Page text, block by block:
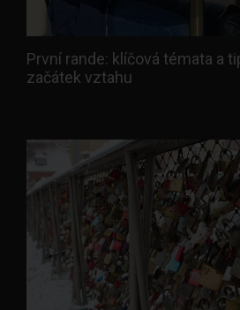
První rande: klíčová témata a
začátek vztahu